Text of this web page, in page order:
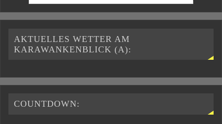
AKTUELLES WETTER AM
KARAWANKENBLICK (A):
COUNTDOWN: